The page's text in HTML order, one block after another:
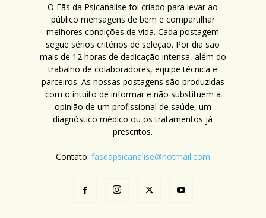
O Fãs da Psicanálise foi criado para levar ao
público mensagens de bem e compartilhar
melhores condições de vida. Cada postagem
segue sérios critérios de seleção. Por dia são
mais de 12 horas de dedicação intensa, além do
trabalho de colaboradores, equipe técnica e
parceiros. As nossas postagens são produzidas
com o intuito de informar e não substituem a
opinião de um profissional de saúde, um
diagnóstico médico ou os tratamentos já
prescritos.
Contato: fasdapsicanalise@hotmail.com